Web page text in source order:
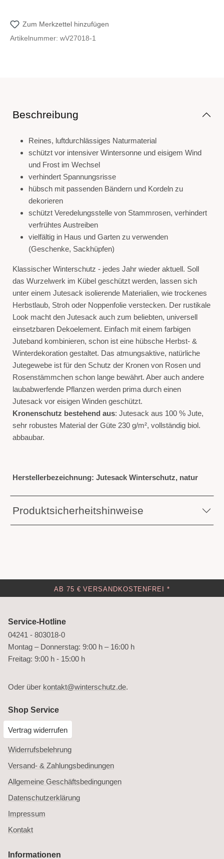
Zum Merkzettel hinzufügen
Artikelnummer: wV27018-1
Beschreibung
Reines, luftdurchlässiges Naturmaterial
schützt vor intensiver Wintersonne und eisigem Wind
und Frost im Wechsel
verhindert Spannungsrisse
hübsch mit passenden Bändern und Kordeln zu
dekorieren
schützt Veredelungsstelle von Stammrosen, verhindert
verfrühtes Austreiben
vielfältig in Haus und Garten zu verwenden
(Geschenke, Sackhüpfen)
Klassischer Winterschutz - jedes Jahr wieder aktuell. Soll
das Wurzelwerk im Kübel geschützt werden, lassen sich
unter einem Jutesack isolierende Materialien, wie trockenes
Herbstlaub, Stroh oder Noppenfolie verstecken. Der rustikale
Look macht den Jutesack auch zum beliebten, universell
einsetzbaren Dekoelement. Einfach mit einem farbigen
Juteband kombinieren, schon ist eine hübsche Herbst- &
Winterdekoration gestaltet. Das atmungsaktive, natürliche
Jutegewebe ist für den Schutz der Kronen von Rosen und
Rosenstämmchen schon lange bewährt. Aber auch andere
laubabwerfende Pflanzen werden prima durch einen
Jutesack vor eisigen Winden geschützt.
Kronenschutz bestehend aus: Jutesack aus 100 % Jute,
sehr robustes Material der Güte 230 g/m², vollständig biol.
abbaubar.
Herstellerbezeichnung: Jutesack Winterschutz, natur
Produktsicherheitshinweise
AB 75 € VERSANDKOSTENFREI *
Service-Hotline
04241 - 803018-0
Montag – Donnerstag: 9:00 h – 16:00 h
Freitag: 9:00 h - 15:00 h
Oder über kontakt@winterschutz.de.
Shop Service
Vertrag widerrufen
Widerrufsbelehrung
Versand- & Zahlungsbedinungen
Allgemeine Geschäftsbedingungen
Datenschutzerklärung
Impressum
Kontakt
Informationen